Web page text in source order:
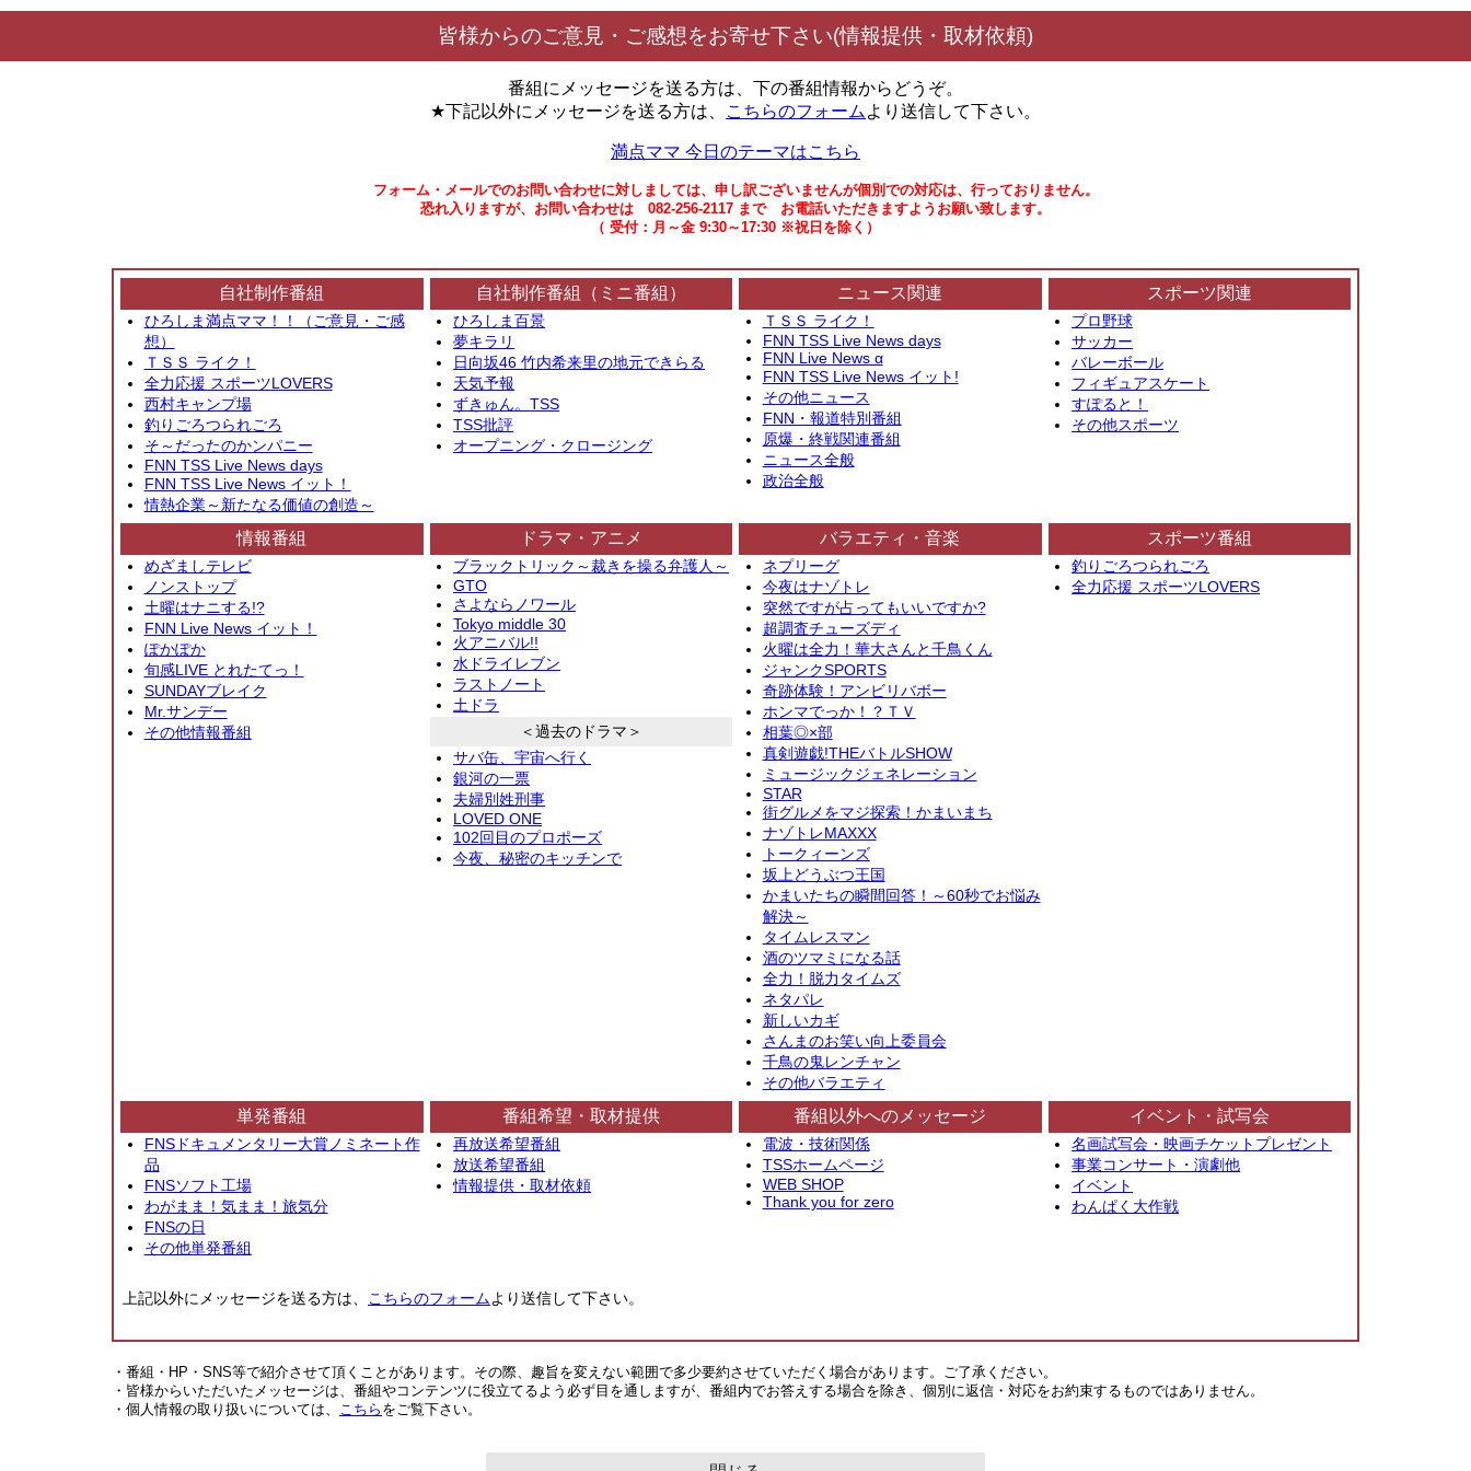
皆様からのご意見・ご感想をお寄せ下さい(情報提供・取材依頼)
番組にメッセージを送る方は、下の番組情報からどうぞ。
★下記以外にメッセージを送る方は、
こちらのフォーム より送信して下さい。
満点ママ 今日のテーマはこちら
フォーム・メールでのお問い合わせに対しましては、申し訳ございませんが個別での対応は、行っておりません。
恐れ入りますが、お問い合わせは 082-256-2117 まで お電話いただきますようお願い致します。
（ 受付：月～金 9:30～17:30 ※祝日を除く）
自社制作番組
ひろしま満点ママ！！（ご意見・ご感
想）
ＴＳＳ ライク！
全力応援 スポーツLOVERS
西村キャンプ場
釣りごろつられごろ
そ～だったのかンパニー
FNN TSS Live News days
FNN TSS Live News イット！
情熱企業～新たなる価値の創造～
自社制作番組（ミニ番組）
ひろしま百景
夢キラリ
日向坂46 竹内希来里の地元できらる
天気予報
ずきゅん。TSS
TSS批評
オープニング・クロージング
ニュース関連
ＴＳＳ ライク！
FNN TSS Live News days
FNN Live News α
FNN TSS Live News イット!
その他ニュース
FNN・報道特別番組
原爆・終戦関連番組
ニュース全般
政治全般
スポーツ関連
プロ野球
サッカー
バレーボール
フィギュアスケート
すぽると！
その他スポーツ
情報番組
めざましテレビ
ノンストップ
土曜はナニする!?
FNN Live News イット！
ぽかぽか
旬感LIVE とれたてっ！
SUNDAYブレイク
Mr.サンデー
その他情報番組
ドラマ・アニメ
ブラックトリック～裁きを操る弁護人～
GTO
さよならノワール
Tokyo middle 30
火アニバル!!
水ドライレブン
ラストノート
土ドラ
＜過去のドラマ＞
サバ缶、宇宙へ行く
銀河の一票
夫婦別姓刑事
LOVED ONE
102回目のプロポーズ
今夜、秘密のキッチンで
バラエティ・音楽
ネプリーグ
今夜はナゾトレ
突然ですが占ってもいいですか?
超調査チューズディ
火曜は全力！華大さんと千鳥くん
ジャンクSPORTS
奇跡体験！アンビリバボー
ホンマでっか！？ＴＶ
相葉◎×部
真剣遊戯!THEバトルSHOW
ミュージックジェネレーション
STAR
街グルメをマジ探索！かまいまち
ナゾトレMAXXX
トークィーンズ
坂上どうぶつ王国
かまいたちの瞬間回答！～60秒でお悩み
解決～
タイムレスマン
酒のツマミになる話
全力！脱力タイムズ
ネタパレ
新しいカギ
さんまのお笑い向上委員会
千鳥の鬼レンチャン
その他バラエティ
スポーツ番組
釣りごろつられごろ
全力応援 スポーツLOVERS
単発番組
FNSドキュメンタリー大賞ノミネート作
品
FNSソフト工場
わがまま！気まま！旅気分
FNSの日
その他単発番組
番組希望・取材提供
再放送希望番組
放送希望番組
情報提供・取材依頼
番組以外へのメッセージ
電波・技術関係
TSSホームページ
WEB SHOP
Thank you for zero
イベント・試写会
名画試写会・映画チケットプレゼント
事業コンサート・演劇他
イベント
わんぱく大作戦
上記以外にメッセージを送る方は、 こちらのフォームより送信して下さい。
・番組・HP・SNS等で紹介させて頂くことがあります。その際、趣旨を変えない範囲で多少要約させていただく場合があります。ご了承ください。
・皆様からいただいたメッセージは、番組やコンテンツに役立てるよう必ず目を通しますが、番組内でお答えする場合を除き、個別に返信・対応をお約束するものではありません。
・個人情報の取り扱いについては、
こちら をご覧下さい。